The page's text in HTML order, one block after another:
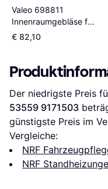
Valeo 698811
Innenraumgebläse für
Linkslenker
€ 82,10
Der niedrigste Preis
53559 9171503
günstigste Preis im
Vergleiche:
NRF
NRF